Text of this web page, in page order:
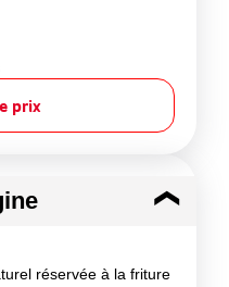
prix
réservée à la friture